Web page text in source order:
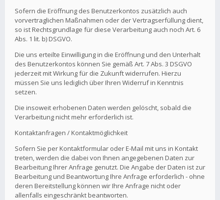
Sofern die Eröffnung des Benutzerkontos zusätzlich auch
vorvertraglichen Maßnahmen oder der Vertragserfüllung dient,
so ist Rechtsgrundlage für diese Verarbeitung auch noch Art. 6
Abs. 1 lit. b) DSGVO.
Die uns erteilte Einwilligung in die Eröffnung und den Unterhalt
des Benutzerkontos können Sie gemäß Art. 7 Abs. 3 DSGVO
jederzeit mit Wirkung für die Zukunft widerrufen. Hierzu
müssen Sie uns lediglich über Ihren Widerruf in Kenntnis
setzen.
Die insoweit erhobenen Daten werden gelöscht, sobald die
Verarbeitung nicht mehr erforderlich ist.
Kontaktanfragen / Kontaktmöglichkeit
Sofern Sie per Kontaktformular oder E-Mail mit uns in Kontakt
treten, werden die dabei von Ihnen angegebenen Daten zur
Bearbeitung Ihrer Anfrage genutzt. Die Angabe der Daten ist zur
Bearbeitung und Beantwortung Ihre Anfrage erforderlich - ohne
deren Bereitstellung können wir Ihre Anfrage nicht oder
allenfalls eingeschränkt beantworten.